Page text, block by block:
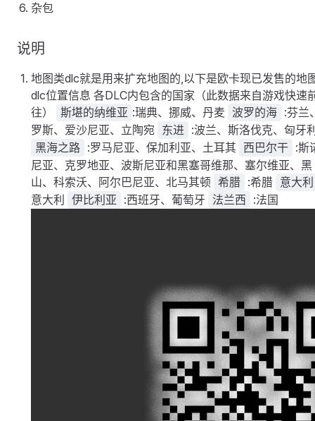
杂包
说明
地图类dlc就是用来扩充地图的,以下是欧卡现已发售的地
dlc位置信息 各DLC内包含的国家（此数据来自游戏快速
往）
斯堪的纳维亚 :瑞典、挪威、丹麦 波罗的海 :芬兰
罗斯、爱沙尼亚、立陶宛 东进 :波兰、斯洛伐克、匈牙
黑海之路 :罗马尼亚、保加利亚、土耳其 西巴尔干 :斯
尼亚、克罗地亚、波斯尼亚和黑塞哥维那、塞尔维亚、黑
山、科索沃、阿尔巴尼亚、北马其顿 希腊 :希腊 意大利
意大利 伊比利亚 :西班牙、葡萄牙 法兰西 :法国